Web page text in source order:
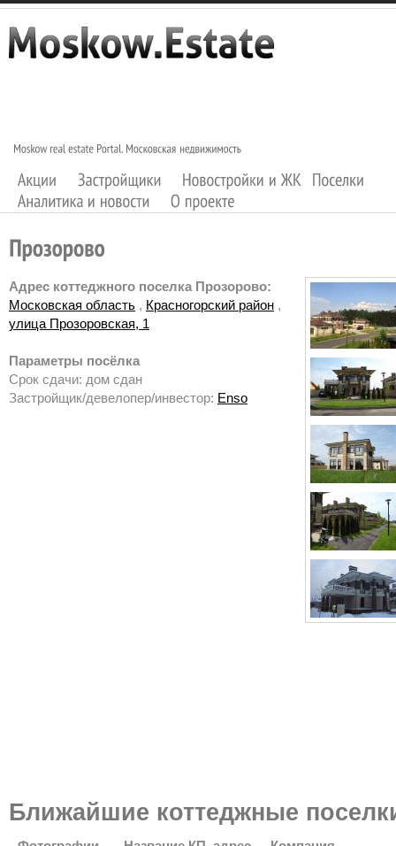
Адрес коттеджного поселка Прозорово:
Московская область , Красногорский район ,
улица Прозоровская, 1
Параметры посёлка
Срок сдачи: дом сдан
Застройщик/девелопер/инвестор: Enso
Ближайшие коттеджные